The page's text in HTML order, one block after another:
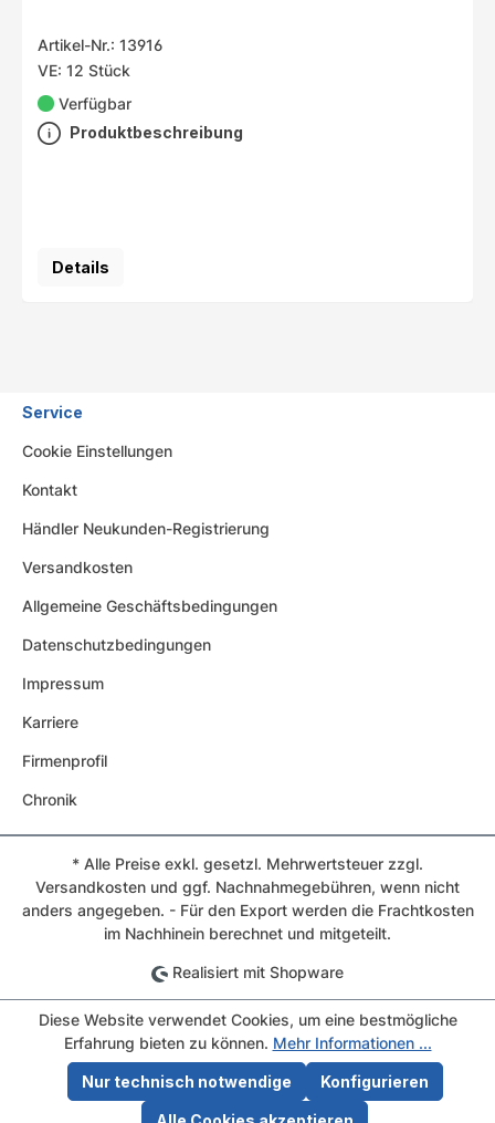
Artikel-Nr.: 13916
VE: 12 Stück
Verfügbar
Produktbeschreibung
Details
Service
Cookie Einstellungen
Kontakt
Händler Neukunden-Registrierung
Versandkosten
Allgemeine Geschäftsbedingungen
Datenschutzbedingungen
Impressum
Karriere
Firmenprofil
Chronik
* Alle Preise exkl. gesetzl. Mehrwertsteuer zzgl.
Versandkosten und ggf. Nachnahmegebühren, wenn nicht
anders angegeben. - Für den Export werden die Frachtkosten
im Nachhinein berechnet und mitgeteilt.
Realisiert mit Shopware
Diese Website verwendet Cookies, um eine bestmögliche
Erfahrung bieten zu können. Mehr Informationen ...
Nur technisch notwendige Konfigurieren